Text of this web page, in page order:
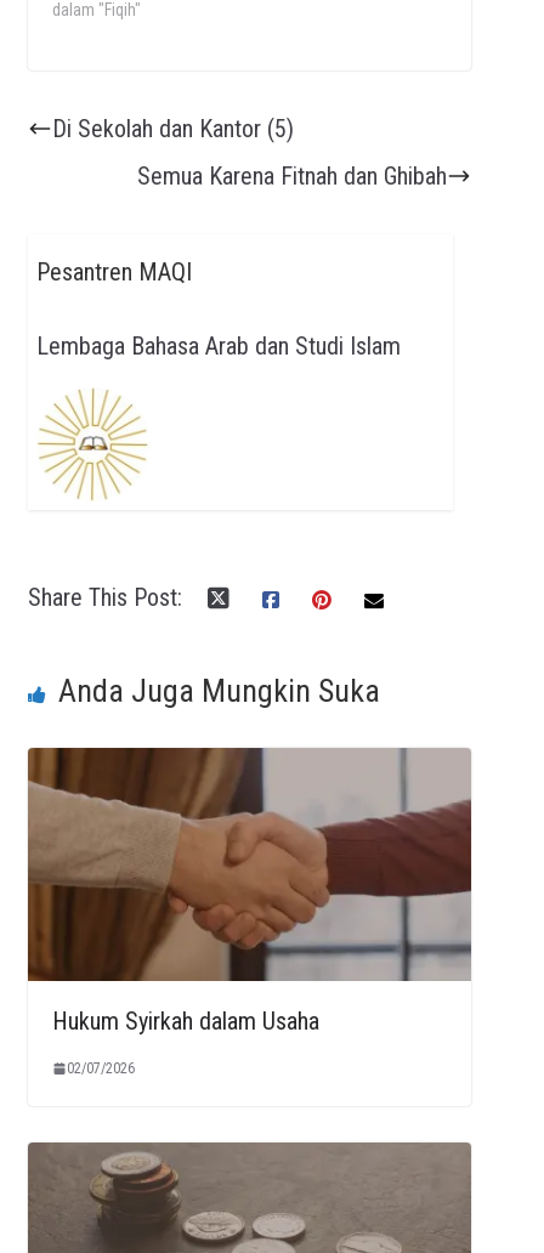
dalam "Fiqih"
Di Sekolah dan Kantor (5)
Semua Karena Fitnah dan Ghibah
Pesantren MAQI
Lembaga Bahasa Arab dan Studi Islam
Share This Post:
Anda Juga Mungkin Suka
Hukum Syirkah dalam Usaha
02/07/2026